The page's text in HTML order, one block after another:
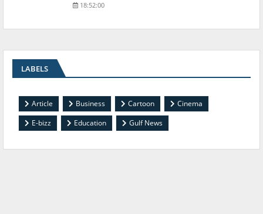
18:52:00
LABELS
Article Business Cartoon
Cinema
E-bizz
Education Gulf News